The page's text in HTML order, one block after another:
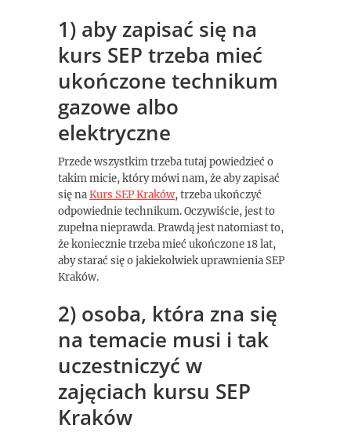
1) aby zapisać się na
kurs SEP trzeba mieć
ukończone technikum
gazowe albo
elektryczne
Przede wszystkim trzeba tutaj powiedzieć o
takim micie, który mówi nam, że aby zapisać
się naKurs SEP Kraków, trzeba ukończyć
odpowiednie technikum. Oczywiście, jest to
zupełna nieprawda. Prawdą jest natomiast to,
że koniecznie trzeba mieć ukończone 18 lat,
aby starać się o jakiekolwiek uprawnienia SEP
Kraków.
2) osoba, która zna się
na temacie musi i tak
uczestniczyć w
zajęciach kursu SEP
Kraków